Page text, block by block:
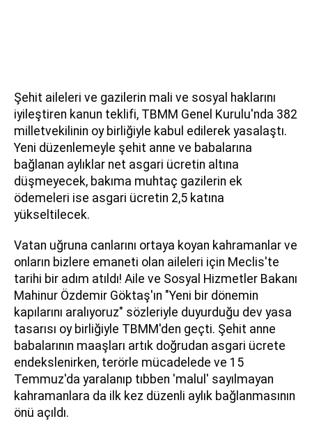
Şehit aileleri ve gazilerin mali ve sosyal haklarını
iyileştiren kanun teklifi, TBMM Genel Kurulu'nda 382
milletvekilinin oy birliğiyle kabul edilerek yasalaştı.
Yeni düzenlemeyle şehit anne ve babalarına
bağlanan aylıklar net asgari ücretin altına
düşmeyecek, bakıma muhtaç gazilerin ek
ödemeleri ise asgari ücretin 2,5 katına
yükseltilecek.
Vatan uğruna canlarını ortaya koyan kahramanlar ve
onların bizlere emaneti olan aileleri için Meclis'te
tarihi bir adım atıldı! Aile ve Sosyal Hizmetler Bakanı
Mahinur Özdemir Göktaş'ın "Yeni bir dönemin
kapılarını aralıyoruz" sözleriyle duyurduğu dev yasa
tasarısı oy birliğiyle TBMM'den geçti. Şehit anne
babalarının maaşları artık doğrudan asgari ücrete
endekslenirken, terörle mücadelede ve 15
Temmuz'da yaralanıp tıbben 'malul' sayılmayan
kahramanlara da ilk kez düzenli aylık bağlanmasının
önü açıldı.